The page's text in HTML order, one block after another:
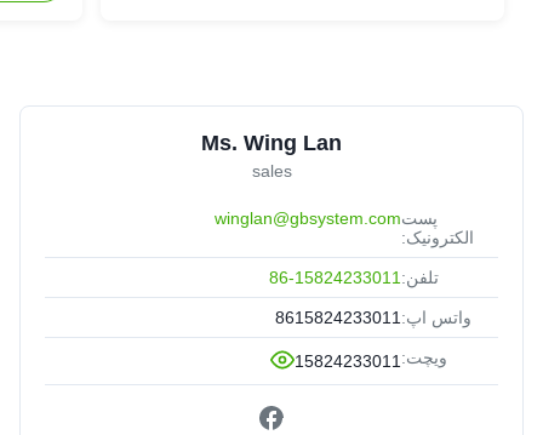
Ms. Wing Lan
sales
پست
الکترونیک:
winglan@gbsystem.com
تلفن: 86-15824233011
واتس اپ: 8615824233011
ویچت: 15824233011